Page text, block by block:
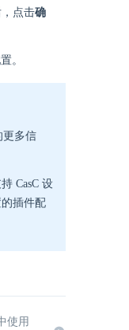
，点击确
。
更多信
CasC 设
的插件配
使用